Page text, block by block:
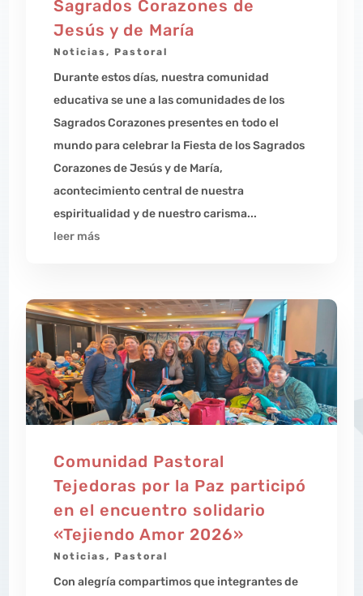
Sagrados Corazones de
Jesús y de María
Noticias, Pastoral
Durante estos días, nuestra comunidad
educativa se une a las comunidades de los
Sagrados Corazones presentes en todo el
mundo para celebrar la Fiesta de los Sagrados
Corazones de Jesús y de María,
acontecimiento central de nuestra
espiritualidad y de nuestro carisma...
leer más
Comunidad Pastoral
Tejedoras por la Paz participó
en el encuentro solidario
«Tejiendo Amor 2026»
Noticias,Pastoral
Con alegría compartimos que integrantes de